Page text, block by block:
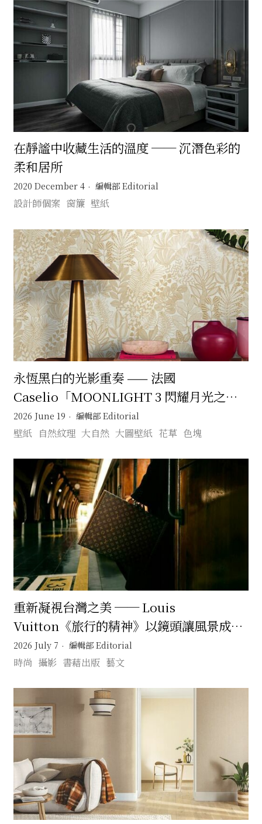
在靜謐中收藏生活的溫度 ── 沉潛色彩的
柔和居所
2020 December 4 編輯部 Editorial
設計師個案 窗簾 壁紙
永恆黑白的光影重奏 —— 法國
Caselio「MOONLIGHT 3 閃耀月光之國
（三）：月映鎏光」壁紙系列的當代奢華美
學
2026 June 19 編輯部 Editorial
壁紙 自然紋理 大自然 大圖壁紙 花草 色塊
重新凝視台灣之美 ── Louis
Vuitton《旅行的精神》以鏡頭讓風景成為
記憶的旅行
2026 July 7 編輯部 Editorial
時尚 攝影 書藉出版 藝文